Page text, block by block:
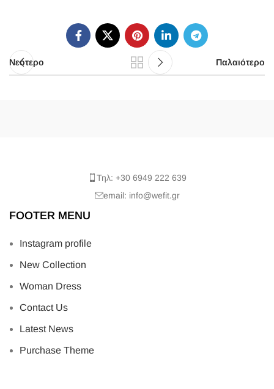
Νεότερο Παλαιότερο
Τηλ: +30 6949 222 639
email: info@wefit.gr
FOOTER MENU
Instagram profile
New Collection
Woman Dress
Contact Us
Latest News
Purchase Theme